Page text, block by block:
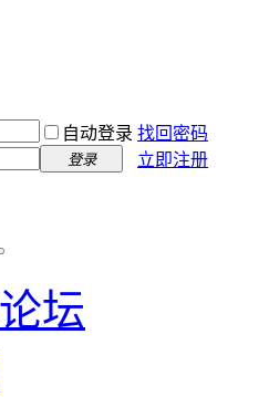
自动登录 找回密码
登录 立即注册
坛